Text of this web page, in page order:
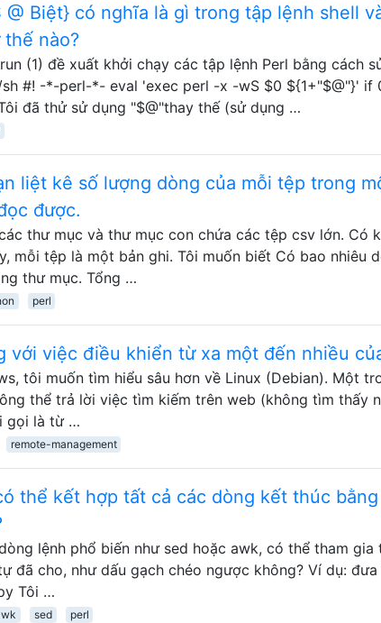
@ Biệt} có nghĩa là gì trong tập lệnh shell
nào?
(1) đề xuất khởi chạy các tập lệnh Perl bằng cách
#! -*-perl-*- eval 'exec perl -x -wS $0 ${1+"$@"}' if
đã thử sử dụng "$@"thay thế (sử dụng …
liệt kê số lượng dòng của mỗi tệp trong
được.
thư mục và thư mục con chứa các tệp csv lớn. Có
mỗi tệp là một bản ghi. Tôi muốn biết Có bao nhiêu
thư mục. Tổng …
perl
với việc điều khiển từ xa một đến nhiều
tôi muốn tìm hiểu sâu hơn về Linux (Debian). Một
thể trả lời việc tìm kiếm trên web (không tìm thấy
gọi là từ …
remote-management
thể kết hợp tất cả các dòng kết thúc
lệnh phổ biến như sed hoặc awk, có thể tham
đã cho, như dấu gạch chéo ngược không? Ví dụ:
Tôi …
sed perl